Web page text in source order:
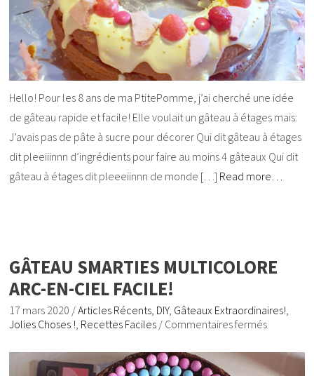
Hello! Pour les 8 ans de ma PtitePomme, j’ai cherché une idée
de gâteau rapide et facile! Elle voulait un gâteau à étages mais:
J’avais pas de pâte à sucre pour décorer Qui dit gâteau à étages
dit pleeiiinnn d’ingrédients pour faire au moins 4 gâteaux Qui dit
gâteau à étages dit pleeeiinnn de monde […] Read more…
GÂTEAU SMARTIES MULTICOLORE
ARC-EN-CIEL FACILE!
17 mars 2020 /Articles Récents, DIY, Gâteaux Extraordinaires!,
Jolies Choses !, Recettes Faciles / Commentaires fermés